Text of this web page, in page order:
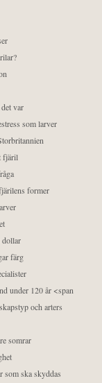
var
som larver
fjäril
former
dollar
färg
under 120 år <span
och arters
somrar
som ska skyddas